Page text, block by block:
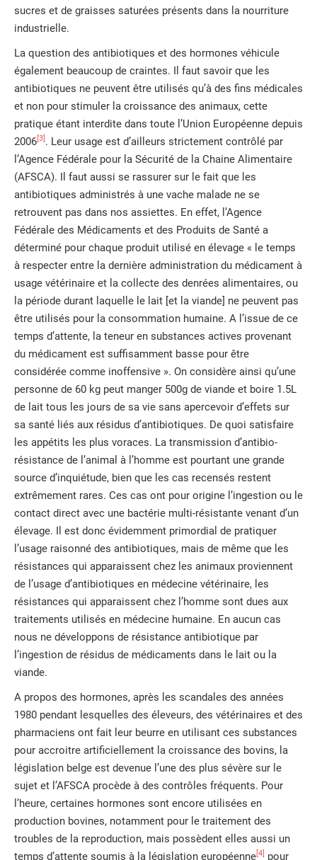
sucres et de graisses saturées présents dans la nourriture
industrielle.
La question des antibiotiques et des hormones véhicule
également beaucoup de craintes. Il faut savoir que les
antibiotiques ne peuvent être utilisés qu’à des fins médicales
et non pour stimuler la croissance des animaux, cette
pratique étant interdite dans toute l’Union Européenne depuis
2006[3] . Leur usage est d’ailleurs strictement contrôlé par
l’Agence Fédérale pour la Sécurité de la Chaine Alimentaire
(AFSCA). Il faut aussi se rassurer sur le fait que les
antibiotiques administrés à une vache malade ne se
retrouvent pas dans nos assiettes. En effet, l’Agence
Fédérale des Médicaments et des Produits de Santé a
déterminé pour chaque produit utilisé en élevage « le temps
à respecter entre la dernière administration du médicament à
usage vétérinaire et la collecte des denrées alimentaires, ou
la période durant laquelle le lait [et la viande] ne peuvent pas
être utilisés pour la consommation humaine. A l’issue de ce
temps d’attente, la teneur en substances actives provenant
du médicament est suffisamment basse pour être
considérée comme inoffensive ». On considère ainsi qu’une
personne de 60 kg peut manger 500g de viande et boire 1.5L
de lait tous les jours de sa vie sans apercevoir d’effets sur
sa santé liés aux résidus d’antibiotiques. De quoi satisfaire
les appétits les plus voraces. La transmission d’antibio-
résistance de l’animal à l’homme est pourtant une grande
source d’inquiétude, bien que les cas recensés restent
extrêmement rares. Ces cas ont pour origine l’ingestion ou le
contact direct avec une bactérie multi-résistante venant d’un
élevage. Il est donc évidemment primordial de pratiquer
l’usage raisonné des antibiotiques, mais de même que les
résistances qui apparaissent chez les animaux proviennent
de l’usage d’antibiotiques en médecine vétérinaire, les
résistances qui apparaissent chez l’homme sont dues aux
traitements utilisés en médecine humaine. En aucun cas
nous ne développons de résistance antibiotique par
l’ingestion de résidus de médicaments dans le lait ou la
viande.
A propos des hormones, après les scandales des années
1980 pendant lesquelles des éleveurs, des vétérinaires et des
pharmaciens ont fait leur beurre en utilisant ces substances
pour accroitre artificiellement la croissance des bovins, la
législation belge est devenue l’une des plus sévère sur le
sujet et l’AFSCA procède à des contrôles fréquents. Pour
l’heure, certaines hormones sont encore utilisées en
production bovines, notamment pour le traitement des
troubles de la reproduction, mais possèdent elles aussi un
temps d’attente soumis à la législation européenne[4] pour